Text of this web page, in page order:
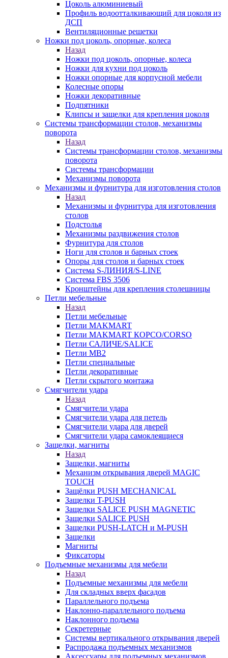
Цоколь алюминиевый
Профиль водоотталкивающий для цоколя из
ДСП
Вентиляционные решетки
Ножки под цоколь, опорные, колеса
Назад
Ножки под цоколь, опорные, колеса
Ножки для кухни под цоколь
Ножки опорные для корпусной мебели
Колесные опоры
Ножки декоративные
Подпятники
Клипсы и защелки для крепления цоколя
Системы трансформации столов, механизмы
поворота
Назад
Системы трансформации столов, механизмы
поворота
Системы трансформации
Механизмы поворота
Механизмы и фурнитура для изготовления столов
Назад
Механизмы и фурнитура для изготовления
столов
Подстолья
Механизмы раздвижения столов
Фурнитура для столов
Ноги для столов и барных стоек
Опоры для столов и барных стоек
Система S-ЛИНИЯ/S-LINE
Система FBS 3506
Кронштейны для крепления столешницы
Петли мебельные
Назад
Петли мебельные
Петли MAKMART
Петли MAKMART КОРСО/CORSO
Петли САЛИЧЕ/SALICE
Петли MB2
Петли специальные
Петли декоративные
Петли скрытого монтажа
Смягчители удара
Назад
Смягчители удара
Смягчители удара для петель
Смягчители удара для дверей
Cмягчители удара самоклеящиеся
Защелки, магниты
Назад
Защелки, магниты
Механизм открывания дверей MAGIC
TOUCH
Защёлки PUSH MECHANICAL
Защелки T-PUSH
Защелки SALICE PUSH MAGNETIC
Защелки SALICE PUSH
Защелки PUSH-LATCH и M-PUSH
Защелки
Магниты
Фиксаторы
Подъемные механизмы для мебели
Назад
Подъемные механизмы для мебели
Для складных вверх фасадов
Параллельного подъема
Наклонно-параллельного подъема
Наклонного подъема
Секретерные
Системы вертикального открывания дверей
Распродажа подъемных механизмов
Аксессуары для подъемных механизмов